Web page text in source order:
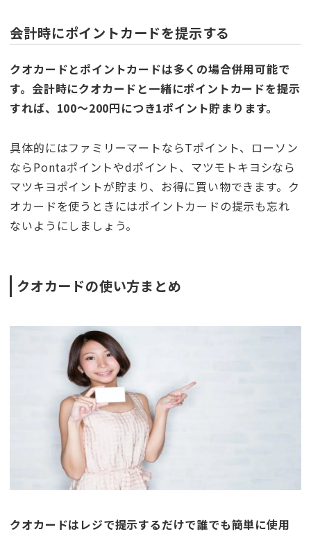
会計時にポイントカードを提示する
クオカードとポイントカードは多くの場合併用可能で
す。会計時にクオカードと一緒にポイントカードを提示
すれば、100〜200円につき1ポイント貯まります。
具体的にはファミリーマートならTポイント、ローソン
ならPontaポイントやdポイント、マツモトキヨシなら
マツキヨポイントが貯まり、お得に買い物できます。ク
オカードを使うときにはポイントカードの提示も忘れ
ないようにしましょう。
クオカードの使い方まとめ
クオカードはレジで提示するだけで誰でも簡単に使用